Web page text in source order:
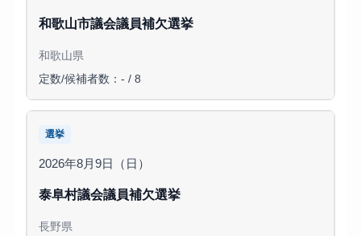
和歌山市議会議員補欠選挙
和歌山県
定数/候補者数：- / 8
選挙
2026年8月9日（日）
泰阜村議会議員補欠選挙
長野県